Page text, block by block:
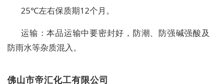
25℃左右保质期12个月。
运输：本品运输中要密封好，防潮、防强碱强酸及
防雨水等杂质混入。
佛山市帝汇化工有限公司